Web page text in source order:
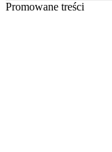
Promowane treści